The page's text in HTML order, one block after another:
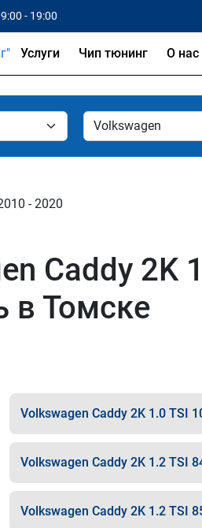
- 19:00
Услуги Чип тюнинг О нас
- 2020
Caddy 2K
в Томске
Volkswagen Caddy 2K 1.0 TSI
Volkswagen Caddy 2K 1.2 TSI
Volkswagen Caddy 2K 1.2 TSI